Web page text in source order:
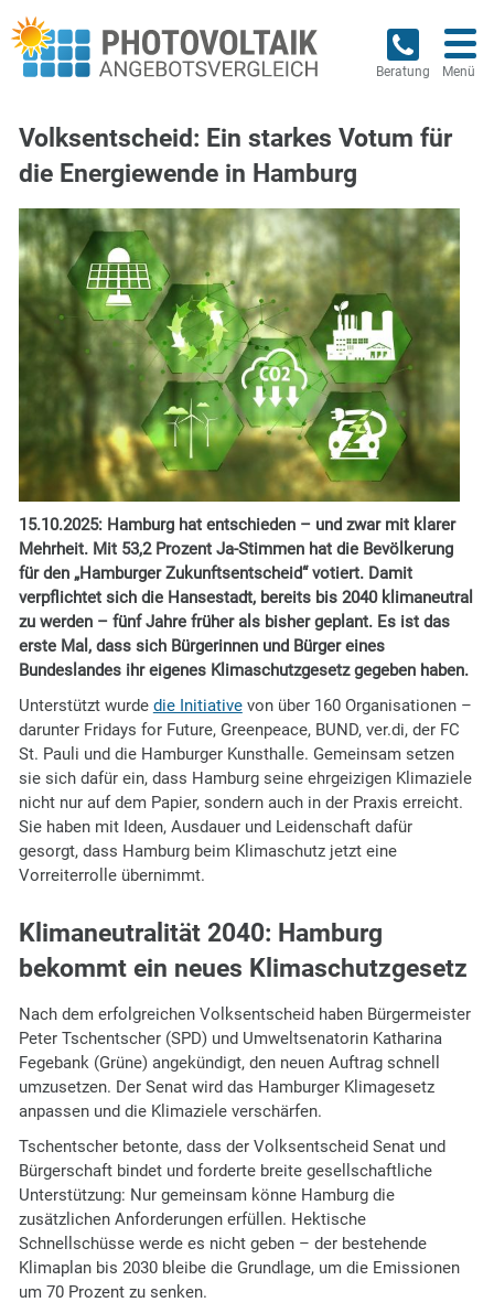
Beratung Menü
Volksentscheid: Ein starkes Votum für
die Energiewende in Hamburg
15.10.2025: Hamburg hat entschieden – und zwar mit klarer
Mehrheit. Mit 53,2 Prozent Ja-Stimmen hat die Bevölkerung
für den „Hamburger Zukunftsentscheid“ votiert. Damit
verpflichtet sich die Hansestadt, bereits bis 2040 klimaneutral
zu werden – fünf Jahre früher als bisher geplant. Es ist das
erste Mal, dass sich Bürgerinnen und Bürger eines
Bundeslandes ihr eigenes Klimaschutzgesetz gegeben haben.
Unterstützt wurde die Initiativevon über 160 Organisationen –
darunter Fridays for Future, Greenpeace, BUND, ver.di, der FC
St. Pauli und die Hamburger Kunsthalle. Gemeinsam setzen
sie sich dafür ein, dass Hamburg seine ehrgeizigen Klimaziele
nicht nur auf dem Papier, sondern auch in der Praxis erreicht.
Sie haben mit Ideen, Ausdauer und Leidenschaft dafür
gesorgt, dass Hamburg beim Klimaschutz jetzt eine
Vorreiterrolle übernimmt.
Klimaneutralität 2040: Hamburg
bekommt ein neues Klimaschutzgesetz
Nach dem erfolgreichen Volksentscheid haben Bürgermeister
Peter Tschentscher (SPD) und Umweltsenatorin Katharina
Fegebank (Grüne) angekündigt, den neuen Auftrag schnell
umzusetzen. Der Senat wird das Hamburger Klimagesetz
anpassen und die Klimaziele verschärfen.
Tschentscher betonte, dass der Volksentscheid Senat und
Bürgerschaft bindet und forderte breite gesellschaftliche
Unterstützung: Nur gemeinsam könne Hamburg die
zusätzlichen Anforderungen erfüllen. Hektische
Schnellschüsse werde es nicht geben – der bestehende
Klimaplan bis 2030 bleibe die Grundlage, um die Emissionen
um 70 Prozent zu senken.